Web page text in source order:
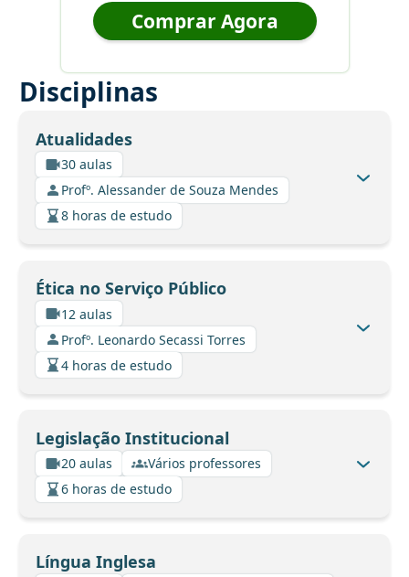
Comprar Agora
Disciplinas
Atualidades
30 aulas
Profº. Alessander de Souza Mendes
8 horas de estudo
Ética no Serviço Público
12 aulas
Profº. Leonardo Secassi Torres
4 horas de estudo
Legislação Institucional
20 aulas
Vários professores
6 horas de estudo
Língua Inglesa